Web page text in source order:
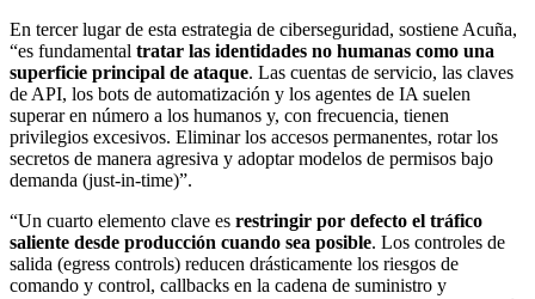
En tercer lugar de esta estrategia de ciberseguridad, sostiene Acuña,
“es fundamental tratar las identidades no humanas como una
superficie principal de ataque. Las cuentas de servicio, las claves
de API, los bots de automatización y los agentes de IA suelen
superar en número a los humanos y, con frecuencia, tienen
privilegios excesivos. Eliminar los accesos permanentes, rotar los
secretos de manera agresiva y adoptar modelos de permisos bajo
demanda (just‑in‑time)”.
“Un cuarto elemento clave es restringir por defecto el tráfico
saliente desde producción cuando sea posible. Los controles de
salida (egress controls) reducen drásticamente los riesgos de
comando y control, callbacks en la cadena de suministro y